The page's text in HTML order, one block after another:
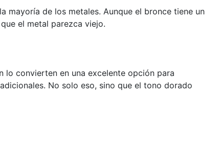
mayoría de los metales. Aunque el bronce tiene un
el metal parezca viejo.
lo convierten en una excelente opción para
No solo eso, sino que el tono dorado